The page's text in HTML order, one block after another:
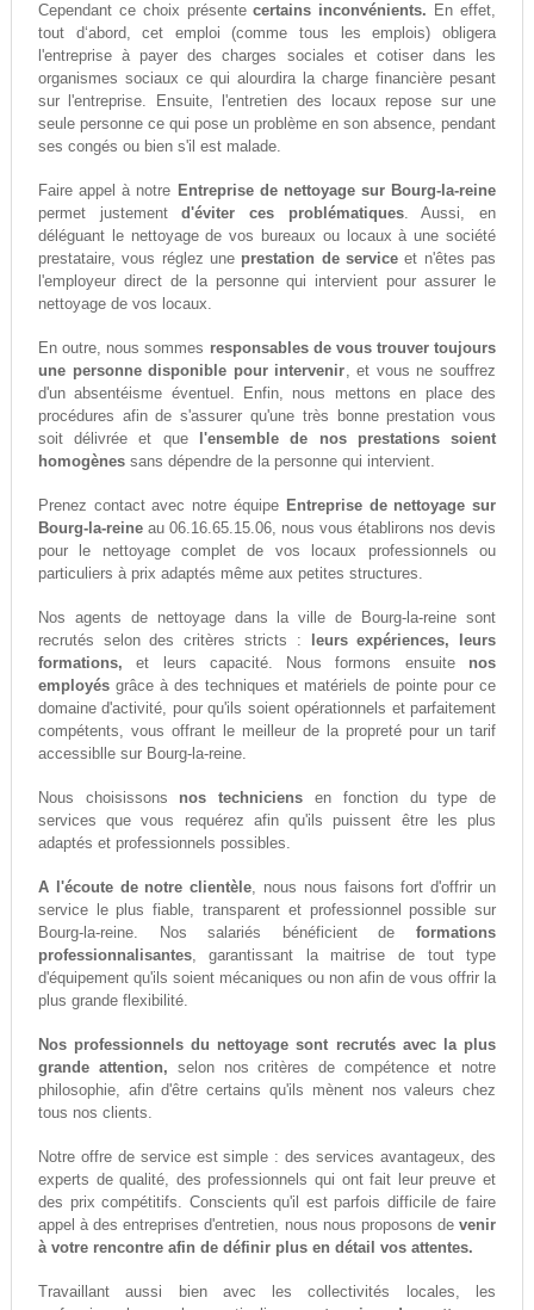
Cependant ce choix présentecertains inconvénients. En effet,
tout d‘abord, cet emploi (comme tous les emplois) obligera
l'entreprise à payer des charges sociales et cotiser dans les
organismes sociaux ce qui alourdira la charge financière pesant
sur l'entreprise. Ensuite, l'entretien des locaux repose sur une
seule personne ce qui pose un problème en son absence, pendant
ses congés ou bien s'il est malade.
Faire appel à notre Entreprise de nettoyage sur Bourg-la-reine
permet justementd'éviter ces problématiques. Aussi, en
déléguant le nettoyage de vos bureaux ou locaux à une société
prestataire, vous réglez une prestation de service et n'êtes pas
l'employeur direct de la personne qui intervient pour assurer le
nettoyage de vos locaux.
En outre, nous sommes responsables de vous trouver toujours
une personne disponible pour intervenir, et vous ne souffrez
d'un absentéisme éventuel. Enfin, nous mettons en place des
procédures afin de s'assurer qu'une très bonne prestation vous
soit délivrée et que
l'ensemble de nos prestations soient
homogènessans dépendre de la personne qui intervient.
Prenez contact avec notre équipe Entreprise de nettoyage sur
Bourg-la-reineau 06.16.65.15.06, nous vous établirons nos devis
pour le nettoyage complet de vos locaux professionnels ou
particuliers à prix adaptés même aux petites structures.
Nos agents de nettoyage dans la ville de Bourg-la-reine sont
recrutés selon des critères stricts :
leurs expériences, leurs
formations, et leurs capacité. Nous formons ensuite nos
employésgrâce à des techniques et matériels de pointe pour ce
domaine d'activité, pour qu'ils soient opérationnels et parfaitement
compétents, vous offrant le meilleur de la propreté pour un tarif
accessiblle sur Bourg-la-reine.
Nous choisissons nos techniciens en fonction du type de
services que vous requérez afin qu'ils puissent être les plus
adaptés et professionnels possibles.
A l'écoute de notre clientèle, nous nous faisons fort d'offrir un
service le plus fiable, transparent et professionnel possible sur
Bourg-la-reine. Nos salariés bénéficient deformations
professionnalisantes, garantissant la maitrise de tout type
d'équipement qu'ils soient mécaniques ou non afin de vous offrir la
plus grande flexibilité.
Nos professionnels du nettoyage sont recrutés avec la plus
grande attention, selon nos critères de compétence et notre
philosophie, afin d'être certains qu'ils mènent nos valeurs chez
tous nos clients.
Notre offre de service est simple : des services avantageux, des
experts de qualité, des professionnels qui ont fait leur preuve et
des prix compétitifs. Conscients qu'il est parfois difficile de faire
appel à des entreprises d'entretien, nous nous proposons devenir
à votre rencontre afin de définir plus en détail vos attentes.
Travaillant aussi bien avec les collectivités locales, les